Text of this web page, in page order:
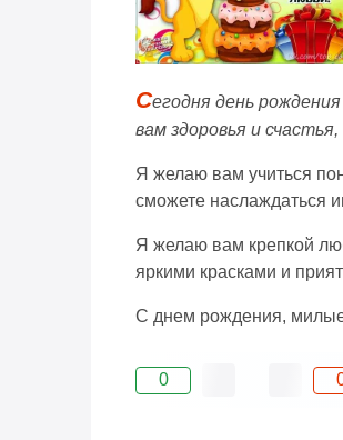
Сегодня день
вам здоровья и
Я желаю вам учиться
сможете наслаждаться
Я желаю вам крепкой
яркими красками и
С днем рождения,
0